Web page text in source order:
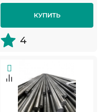
КУПИТЬ
4